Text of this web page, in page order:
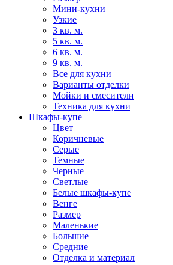
Мини-кухни
Узкие
3 кв. м.
5 кв. м.
6 кв. м.
9 кв. м.
Все для кухни
Варианты отделки
Мойки и смесители
Техника для кухни
Шкафы-купе
Цвет
Коричневые
Серые
Темные
Черные
Светлые
Белые шкафы-купе
Венге
Размер
Маленькие
Большие
Средние
Отделка и материал